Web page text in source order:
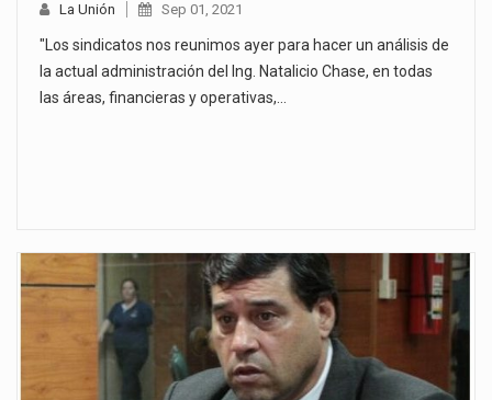
La Unión Sep 01, 2021
"Los sindicatos nos reunimos ayer para hacer un análisis de
la actual administración del Ing. Natalicio Chase, en todas
las áreas, financieras y operativas,…